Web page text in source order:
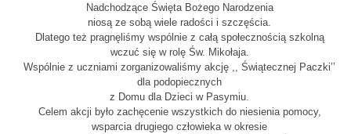
Nadchodzące Święta Bożego Narodzenia
niosą ze sobą wiele radości i szczęścia.
Dlatego też pragnęliśmy wspólnie z całą społecznością szkolną
wczuć się w rolę Św. Mikołaja.
Wspólnie z uczniami zorganizowaliśmy akcję ,, Świątecznej Paczki’’
dla podopiecznych
z Domu dla Dzieci w Pasymiu.
Celem akcji było zachęcenie wszystkich do niesienia pomocy,
wsparcia drugiego człowieka w okresie